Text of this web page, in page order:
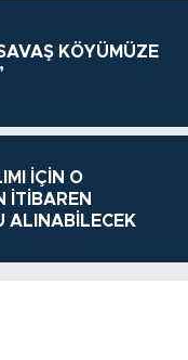
KÖYÜMÜZE
İÇİN O
İTİBAREN
ALINABİLECEK